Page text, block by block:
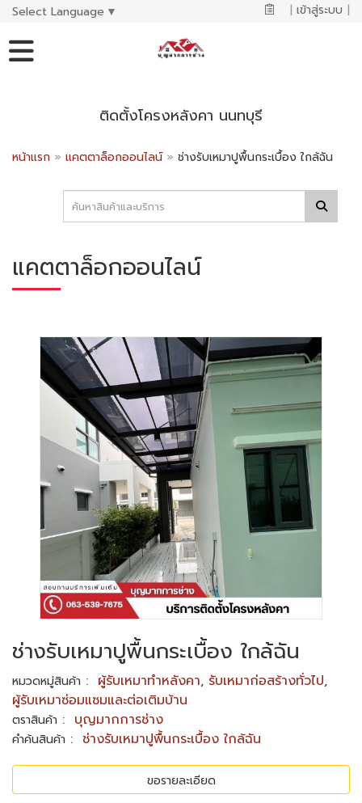
Select Language ▼ | เข้าสู่ระบบ |
ติดตั้งโครงหลังคา นนทบุรี
หน้าแรก » แคตตาล็อกออนไลน์ » ช่างรับเหมาปูพื้นกระเบื้อง ใกล้ฉัน
แคตตาล็อกออนไลน์
ช่างรับเหมาปูพื้นกระเบื้อง ใกล้ฉัน
หมวดหมู่สินค้า : ผู้รับเหมาทำหลังคา, รับเหมาก่อสร้างทั่วไป,
ผู้รับเหมาซ่อมแซมและต่อเติมบ้าน
ตราสินค้า : บุญมากการช่าง
คำค้นสินค้า : ช่างรับเหมาปูพื้นกระเบื้อง ใกล้ฉัน
ขอรายละเอียด